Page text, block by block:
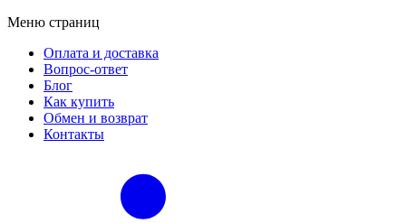
Меню страниц
Оплата и доставка
Вопрос-ответ
Блог
Как купить
Обмен и возврат
Контакты